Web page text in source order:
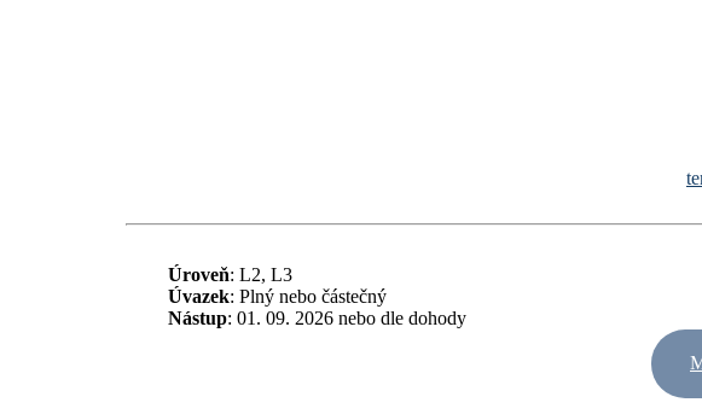
Úroveň: L2, L3
Úvazek: Plný nebo částečný
Nástup: 01. 09. 2026 nebo dle dohody